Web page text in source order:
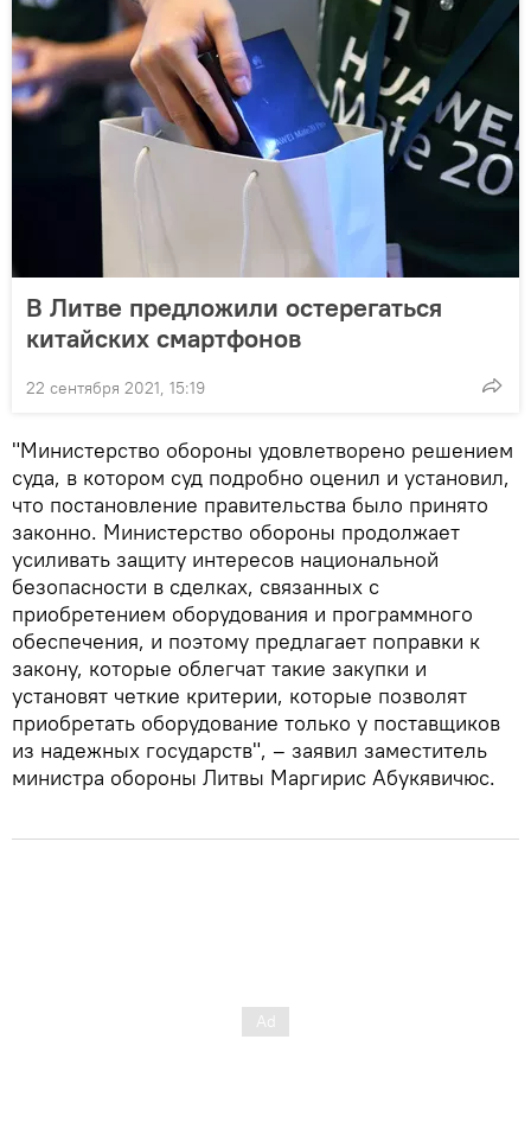
В Литве предложили остерегаться
китайских смартфонов
22 сентября 2021, 15:19
"Министерство обороны удовлетворено решением
суда, в котором суд подробно оценил и установил,
что постановление правительства было принято
законно. Министерство обороны продолжает
усиливать защиту интересов национальной
безопасности в сделках, связанных с
приобретением оборудования и программного
обеспечения, и поэтому предлагает поправки к
закону, которые облегчат такие закупки и
установят четкие критерии, которые позволят
приобретать оборудование только у поставщиков
из надежных государств", – заявил заместитель
министра обороны Литвы Маргирис Абукявичюс.